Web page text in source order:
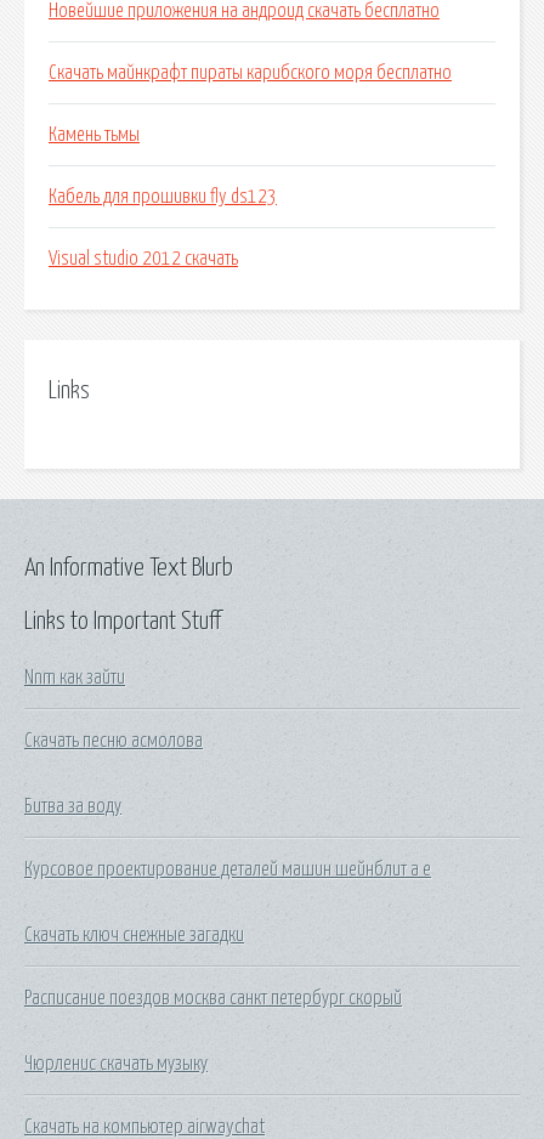
Новейшие приложения на андроид скачать бесплатно
Скачать майнкрафт пираты карибского моря бесплатно
Камень тьмы
Кабель для прошивки fly ds123
Visual studio 2012 скачать
Links
Links to Important Stuff
Nnm как зайти
Скачать песню асмолова
Битва за воду
Курсовое проектирование деталей машин шейнблит а е
Скачать ключ снежные загадки
Расписание поездов москва санкт петербург скорый
Чюрленис скачать музыку
Скачать на компьютер airwaychat
An Informative Text Blurb